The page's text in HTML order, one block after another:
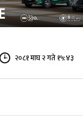
२०८१ माघ २ गते १५:४३